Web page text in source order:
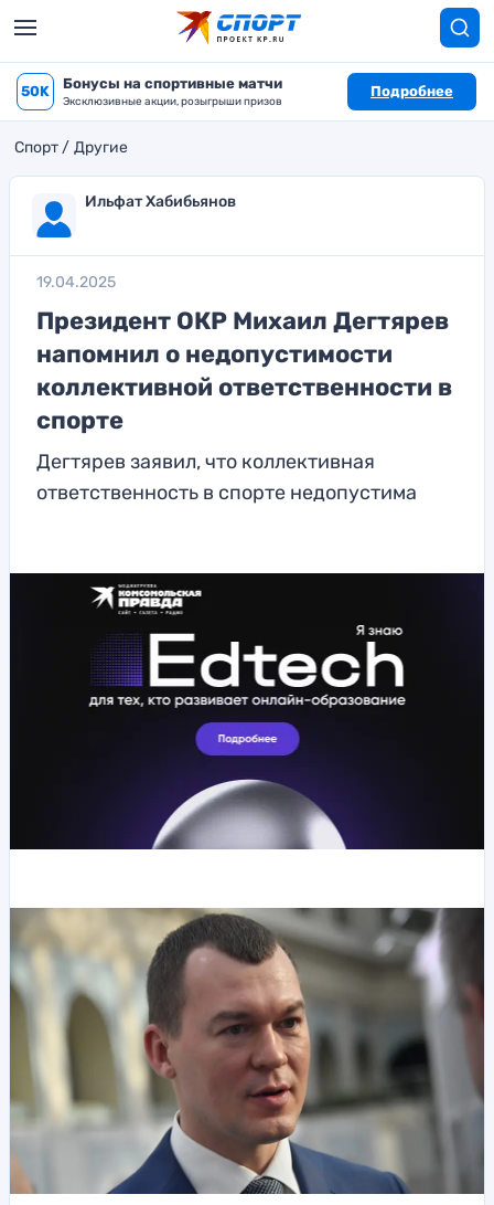
50K Бонусы на спортивные матчи
Эксклюзивные акции, розыгрыши призов
Подробнее
Спорт Другие
Ильфат Хабибьянов
19.04.2025
Президент ОКР Михаил Дегтярев
напомнил о недопустимости
коллективной ответственности в
спорте
Дегтярев заявил, что коллективная
ответственность в спорте недопустима